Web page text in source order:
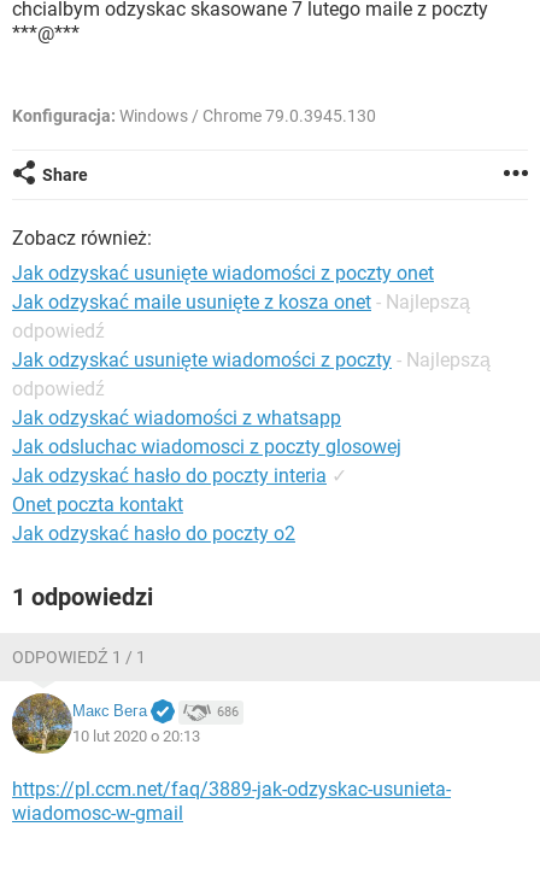
WINDOWS 10
INSTAGRAM
GRY WHATSAPP
chcialbym odzyskac skasowane 7 lutego maile z poczty
***@***
Konfiguracja: Windows / Chrome 79.0.3945.130
Share
Zobacz również:
Jak odzyskać usunięte wiadomości z poczty onet
Jak odzyskać maile usunięte z kosza onet - Najlepszą
odpowiedź
Jak odzyskać usunięte wiadomości z poczty - Najlepszą
odpowiedź
Jak odzyskać wiadomości z whatsapp
Jak odsluchac wiadomosci z poczty glosowej
Jak odzyskać hasło do poczty interia ✓
Onet poczta kontakt
Jak odzyskać hasło do poczty o2
1 odpowiedzi
ODPOWIEDŹ 1 / 1
Макс Вега 686
10 lut 2020 o 20:13
https://pl.ccm.net/faq/3889-jak-odzyskac-usunieta-
wiadomosc-w-gmail